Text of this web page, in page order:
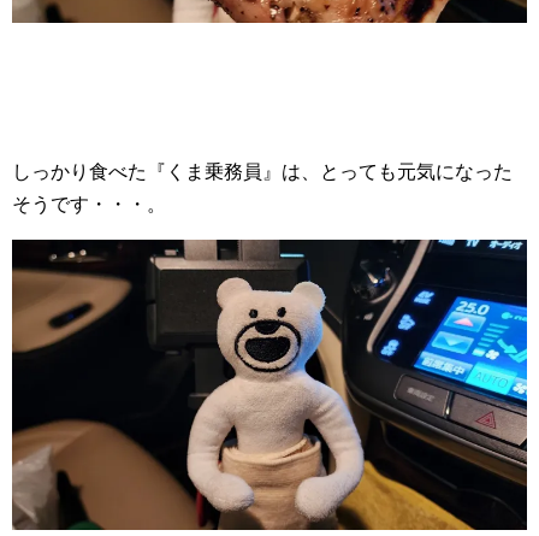
しっかり食べた『くま乗務員』は、とっても元気になった
そうです・・・。